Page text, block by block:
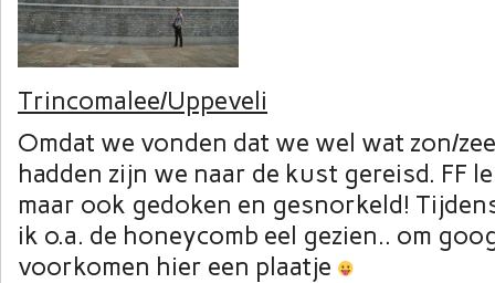
Trincomalee/Uppeveli
Omdat we vonden dat we wel wat zon/
hadden zijn we naar de kust gereisd. FF
maar ook gedoken en gesnorkeld!
ik o.a. de honeycomb eel gezien.. om
voorkomen hier een plaatje